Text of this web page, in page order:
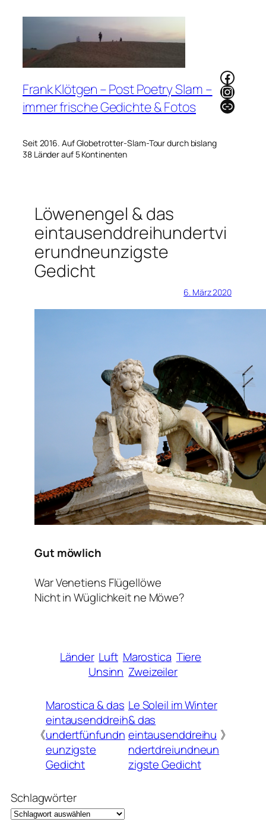
Frank Klötgen – Post Poetry Slam –
immer frische Gedichte & Fotos
Seit 2016. Auf Globetrotter-Slam-Tour durch bislang
38 Länder auf 5 Kontinenten
Link
Löwenengel & das
eintausenddreihundertvi
erundneunzigste
Gedicht
6. März 2020
Gut möwlich
War Venetiens Flügellöwe
Nicht in Wüglichkeit ne Möwe?
Länder Luft Marostica Tiere
Unsinn Zweizeiler
《
Marostica & das
eintausenddreih
undertfünfundn
eunzigste
Gedicht
Le Soleil im Winter
& das
eintausenddreihu
ndertdreiundneun
zigste Gedicht
》
Schlagwörter